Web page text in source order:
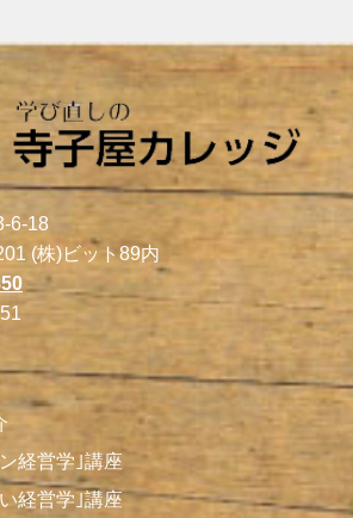
6-18
(株)ビット89内
経営学｣講座
経営学｣講座